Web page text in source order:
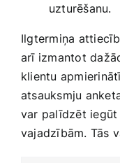
uzturēšanu.
Ilgtermiņa
arī izmantot
klientu
atsauksmju
var palīdzēt
vajadzībām. Tās